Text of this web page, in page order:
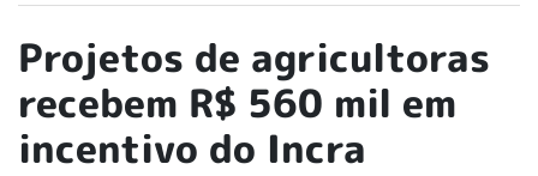
Projetos de agricultoras
recebem R$ 560 mil em
incentivo do Incra